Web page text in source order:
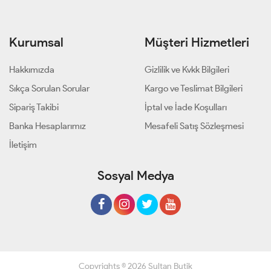
Kurumsal
Hakkımızda
Sıkça Sorulan Sorular
Sipariş Takibi
Banka Hesaplarımız
İletişim
Müşteri Hizmetleri
Gizlilik ve Kvkk Bilgileri
Kargo ve Teslimat Bilgileri
İptal ve İade Koşulları
Mesafeli Satış Sözleşmesi
Sosyal Medya
Copyrights © 2026 Sultan Butik